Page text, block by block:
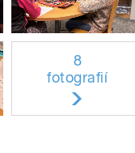
8
fotografií